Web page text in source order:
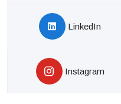
LinkedIn
Instagram